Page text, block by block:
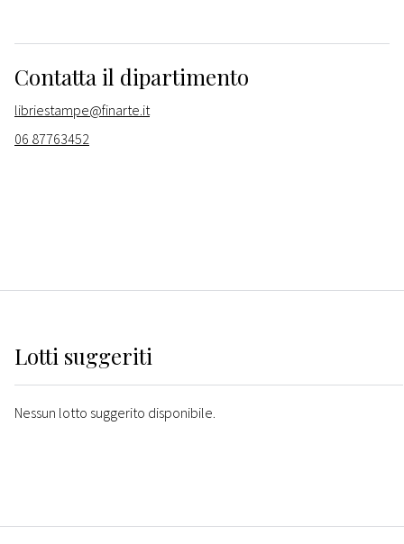
Contatta il dipartimento
libriestampe@finarte.it
06 87763452
Lotti suggeriti
Nessun lotto suggerito disponibile.